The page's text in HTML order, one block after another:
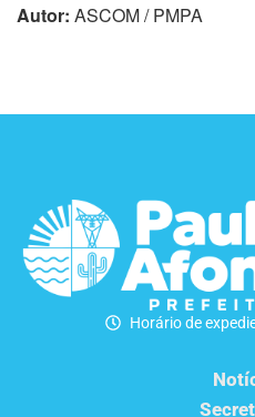
Autor: ASCOM / PMPA
Horário de